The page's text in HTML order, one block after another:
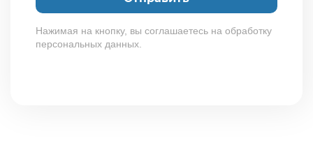
Нажимая на кнопку, вы соглашаетесь на обработку
персональных данных.